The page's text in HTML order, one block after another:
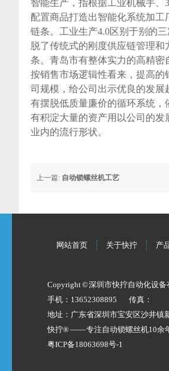
智能生产，指根据工业机械手
配置商品打造出智能化系统加
链条。工业生产4.0区别于别的
脱了传统式的刚度供应链管理
条。青岛市有整体实力的高精密
按销售市场逻辑性看来，提高
司规模，给公司出示优良的发
有摆脱低质量廉价的循环系统
有积淀大量的资产用以公司的
业内的流行形状。
上一篇: 自动锁螺丝机工艺
网站首页 关于快拧 产
Copyright © 深圳市快拧自动化设备
手机：13652308895
传真：
地址：广东省深圳市宝安区沙井镇
快拧® —— 专注自动锁螺丝机10余
粤ICP备18063698号-1